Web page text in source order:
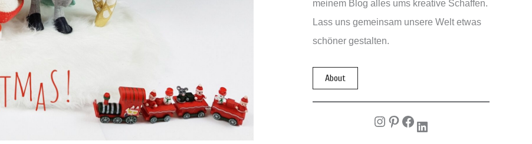
meinem Blog alles ums kreative Schaffen.
Lass uns gemeinsam unsere Welt etwas
schöner gestalten.
About
Instagram Pinterest Facebook LinkedIn